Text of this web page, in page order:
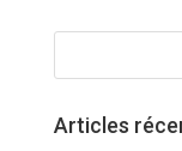
Articles